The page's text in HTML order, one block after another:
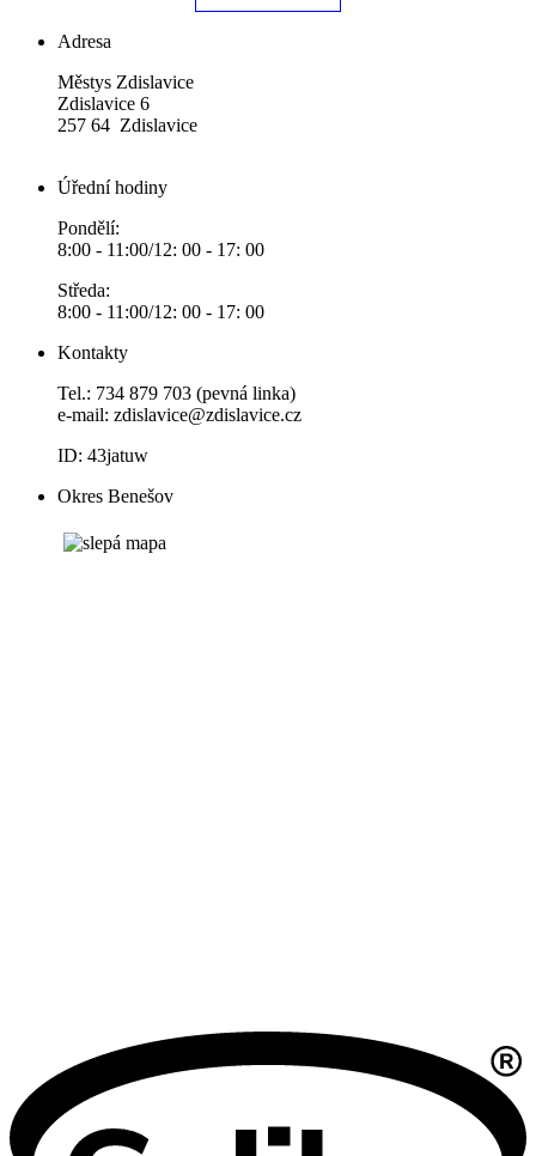
Adresa
Městys Zdislavice
Zdislavice 6
257 64 Zdislavice
Úřední hodiny
Pondělí:
8:00 - 11:00/12: 00 - 17: 00
Středa:
8:00 - 11:00/12: 00 - 17: 00
Kontakty
Tel.: 734 879 703 (pevná linka)
e-mail: zdislavice@zdislavice.cz
ID: 43jatuw
Okres Benešov